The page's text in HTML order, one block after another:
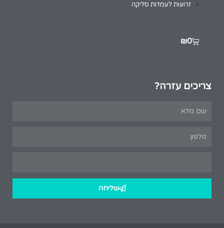
זרועות לעמדות סליקה
₪0
צריכים עזרה?
שליחה